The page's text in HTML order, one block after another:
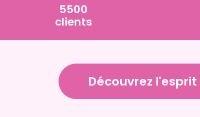
5500
clients
Découvrez l'esprit